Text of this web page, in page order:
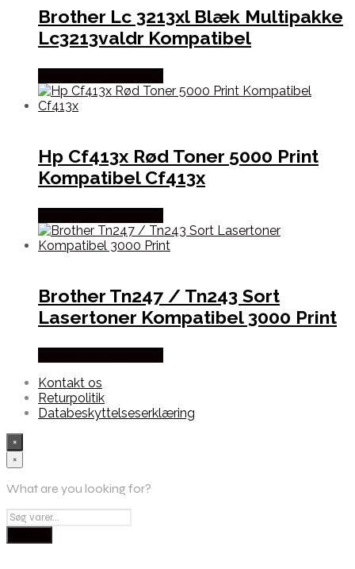
Brother Lc 3213xl Blæk Multipakke
Lc3213valdr Kompatibel
Hp Cf413x Rød Toner 5000 Print
Kompatibel Cf413x
Brother Tn247 / Tn243 Sort
Lasertoner Kompatibel 3000 Print
Kontakt os
Returpolitik
Databeskyttelseserklæring
×
×
What are you looking for?